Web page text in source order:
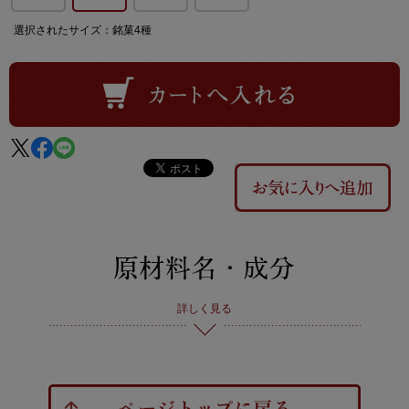
選択されたサイズ：銘菓4種
詳しく見る